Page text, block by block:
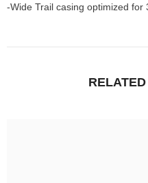
-Wide Trail casing optimized for